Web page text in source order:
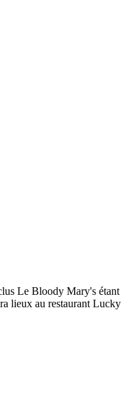
Le Bloody Mary's étant
lieux au restaurant Lucky